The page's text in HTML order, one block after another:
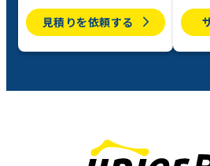
見積りを依頼する